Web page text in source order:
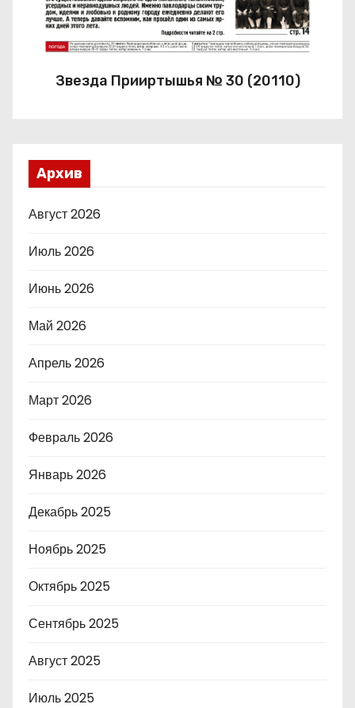
Звезда Прииртышья № 30 (20110)
Архив
Август 2026
Июль 2026
Июнь 2026
Май 2026
Апрель 2026
Март 2026
Февраль 2026
Январь 2026
Декабрь 2025
Ноябрь 2025
Октябрь 2025
Сентябрь 2025
Август 2025
Июль 2025